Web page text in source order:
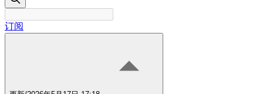
订阅